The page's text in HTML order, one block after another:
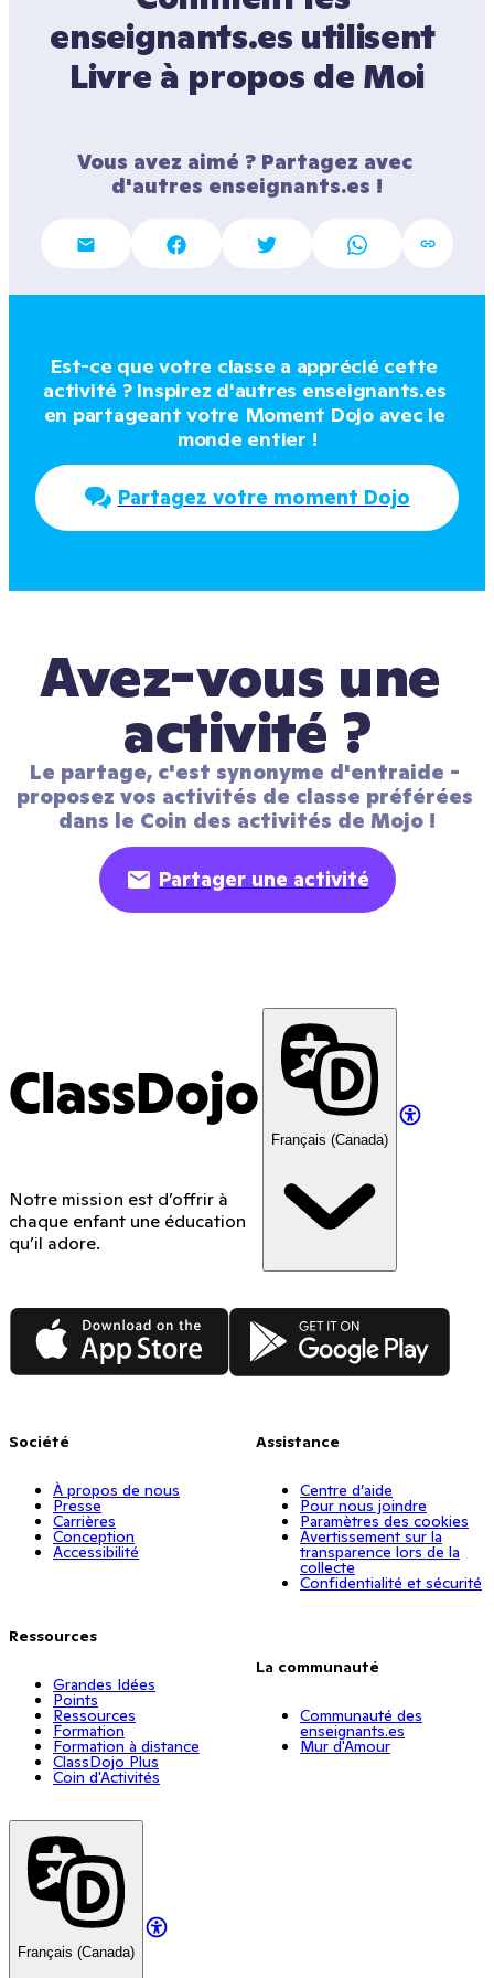
enseignants.es utilisent
Livre à propos de Moi
Vous avez aimé ? Partagez avec
d'autres enseignants.es !
Est-ce que votre classe a apprécié cette
activité ? Inspirez d'autres enseignants.es
en partageant votre Moment Dojo avec le
monde entier !
Partagez votre moment Dojo
Avez-vous une
activité ?
Le partage, c'est synonyme d'entraide -
proposez vos activités de classe préférées
dans le Coin des activités de Mojo !
Partager une activité
ClassDojo
Notre mission est d’offrir à
chaque enfant une éducation
qu’il adore.
Français (Canada)
App Store Google Play
Société
À propos de nous
Presse
Carrières
Conception
Accessibilité
Ressources
Grandes Idées
Points
Ressources
Formation
Formation à distance
ClassDojo Plus
Coin d'Activités
Assistance
Centre d’aide
Pour nous joindre
Paramètres des cookies
Avertissement sur la
transparence lors de la
collecte
Confidentialité et sécurité
La communauté
Communauté des
enseignants.es
Mur d'Amour
Français (Canada)